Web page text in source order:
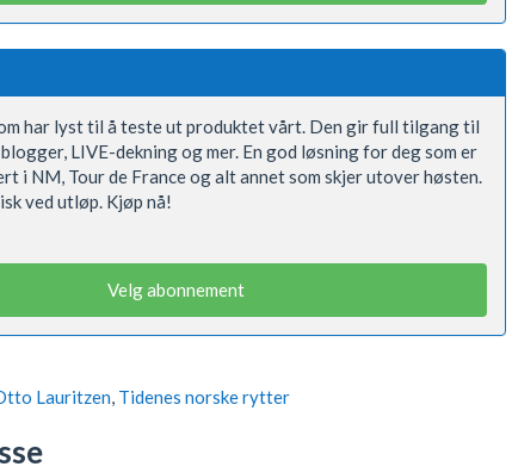
har lyst til å teste ut produktet vårt. Den gir full tilgang til
LIVE-dekning og mer. En god løsning for deg som er
i NM, Tour de France og alt annet som skjer utover høsten.
ved utløp. Kjøp nå!
Velg abonnement
Lauritzen, Tidenes norske rytter